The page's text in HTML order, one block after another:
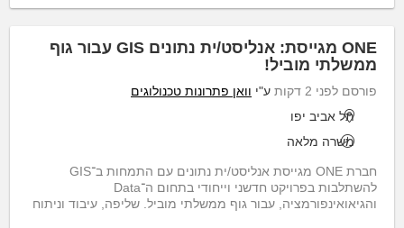
ONE מגייסת: אנליסט/ית נתונים GIS עבור גוף
ממשלתי מוביל!
פורסם לפני 2 דקות ע"י וואן פתרונות טכנולוגים
תל אביב יפו
משרה מלאה
חברת ONE מגייסת אנליסט/ית נתונים עם התמחות ב־GIS
להשתלבות בפרויקט חדשני וייחודי בתחום ה־Data
והגיאואינפורמציה, עבור גוף ממשלתי מוביל. שליפה, עיבוד וניתוח